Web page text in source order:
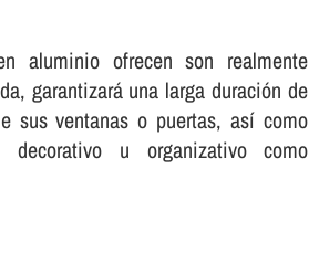
aluminio ofrecen son realmente
garantizará una larga duración de
sus ventanas o puertas, así­ como
decorativo u organizativo como